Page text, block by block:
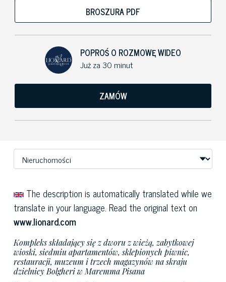
BROSZURA PDF
POPROŚ O ROZMOWĘ WIDEO
Już za 30 minut
ZAMÓW
The description is automatically translated while we
translate in your language. Read the original text on
www.lionard.com
Kompleks składający się z dworu z wieżą, zabytkowej
wioski, siedmiu apartamentów, sklepionych piwnic,
restauracji, muzeum i trzech magazynów na skraju
dzielnicy Bolgheri w Maremma Pisana